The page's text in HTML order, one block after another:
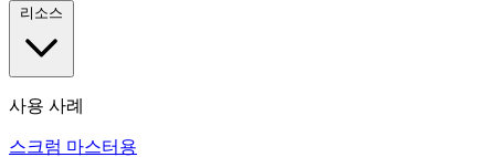
사용 사례
스크럼 마스터용